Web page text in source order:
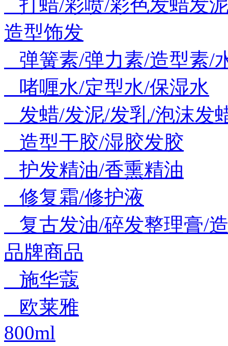
打蜡/彩喷/彩色发蜡发
造型饰发
弹簧素/弹力素/造型素/
啫喱水/定型水/保湿水
发蜡/发泥/发乳/泡沫发
造型干胶/湿胶发胶
护发精油/香熏精油
修复霜/修护液
复古发油/碎发整理膏/
品牌商品
施华蔻
欧莱雅
800ml